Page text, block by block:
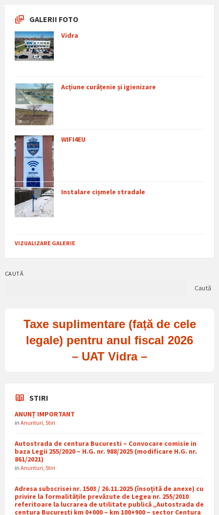
GALERII FOTO
Vidra
Acțiune curățenie și igienizare
WIFI4EU
Instalare cișmele stradale
VIZUALIZARE GALERIE
CAUTĂ
Caută
Taxe suplimentare (față de cele
legale) pentru anul fiscal 2026
– UAT Vidra –
STIRI
ANUNȚ IMPORTANT
in Anunturi Stiri
Autostrada de centura Bucuresti – Convocare comisie in
baza Legii 255/2020 – H.G. nr. 988/2025 (modificare H.G. nr.
861/2021)
in Anunturi Stiri
Adresa subscrisei nr. 1503 / 26.11.2025 (însoțită de anexe) cu
privire la formalitățile prevăzute de Legea nr. 255/2010
referitoare la lucrarea de utilitate publică „Autostrada de
centura București km 0+000 – km 100+900 – sector Centura